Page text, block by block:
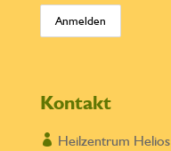
Kontakt
 Heilzentrum Helios